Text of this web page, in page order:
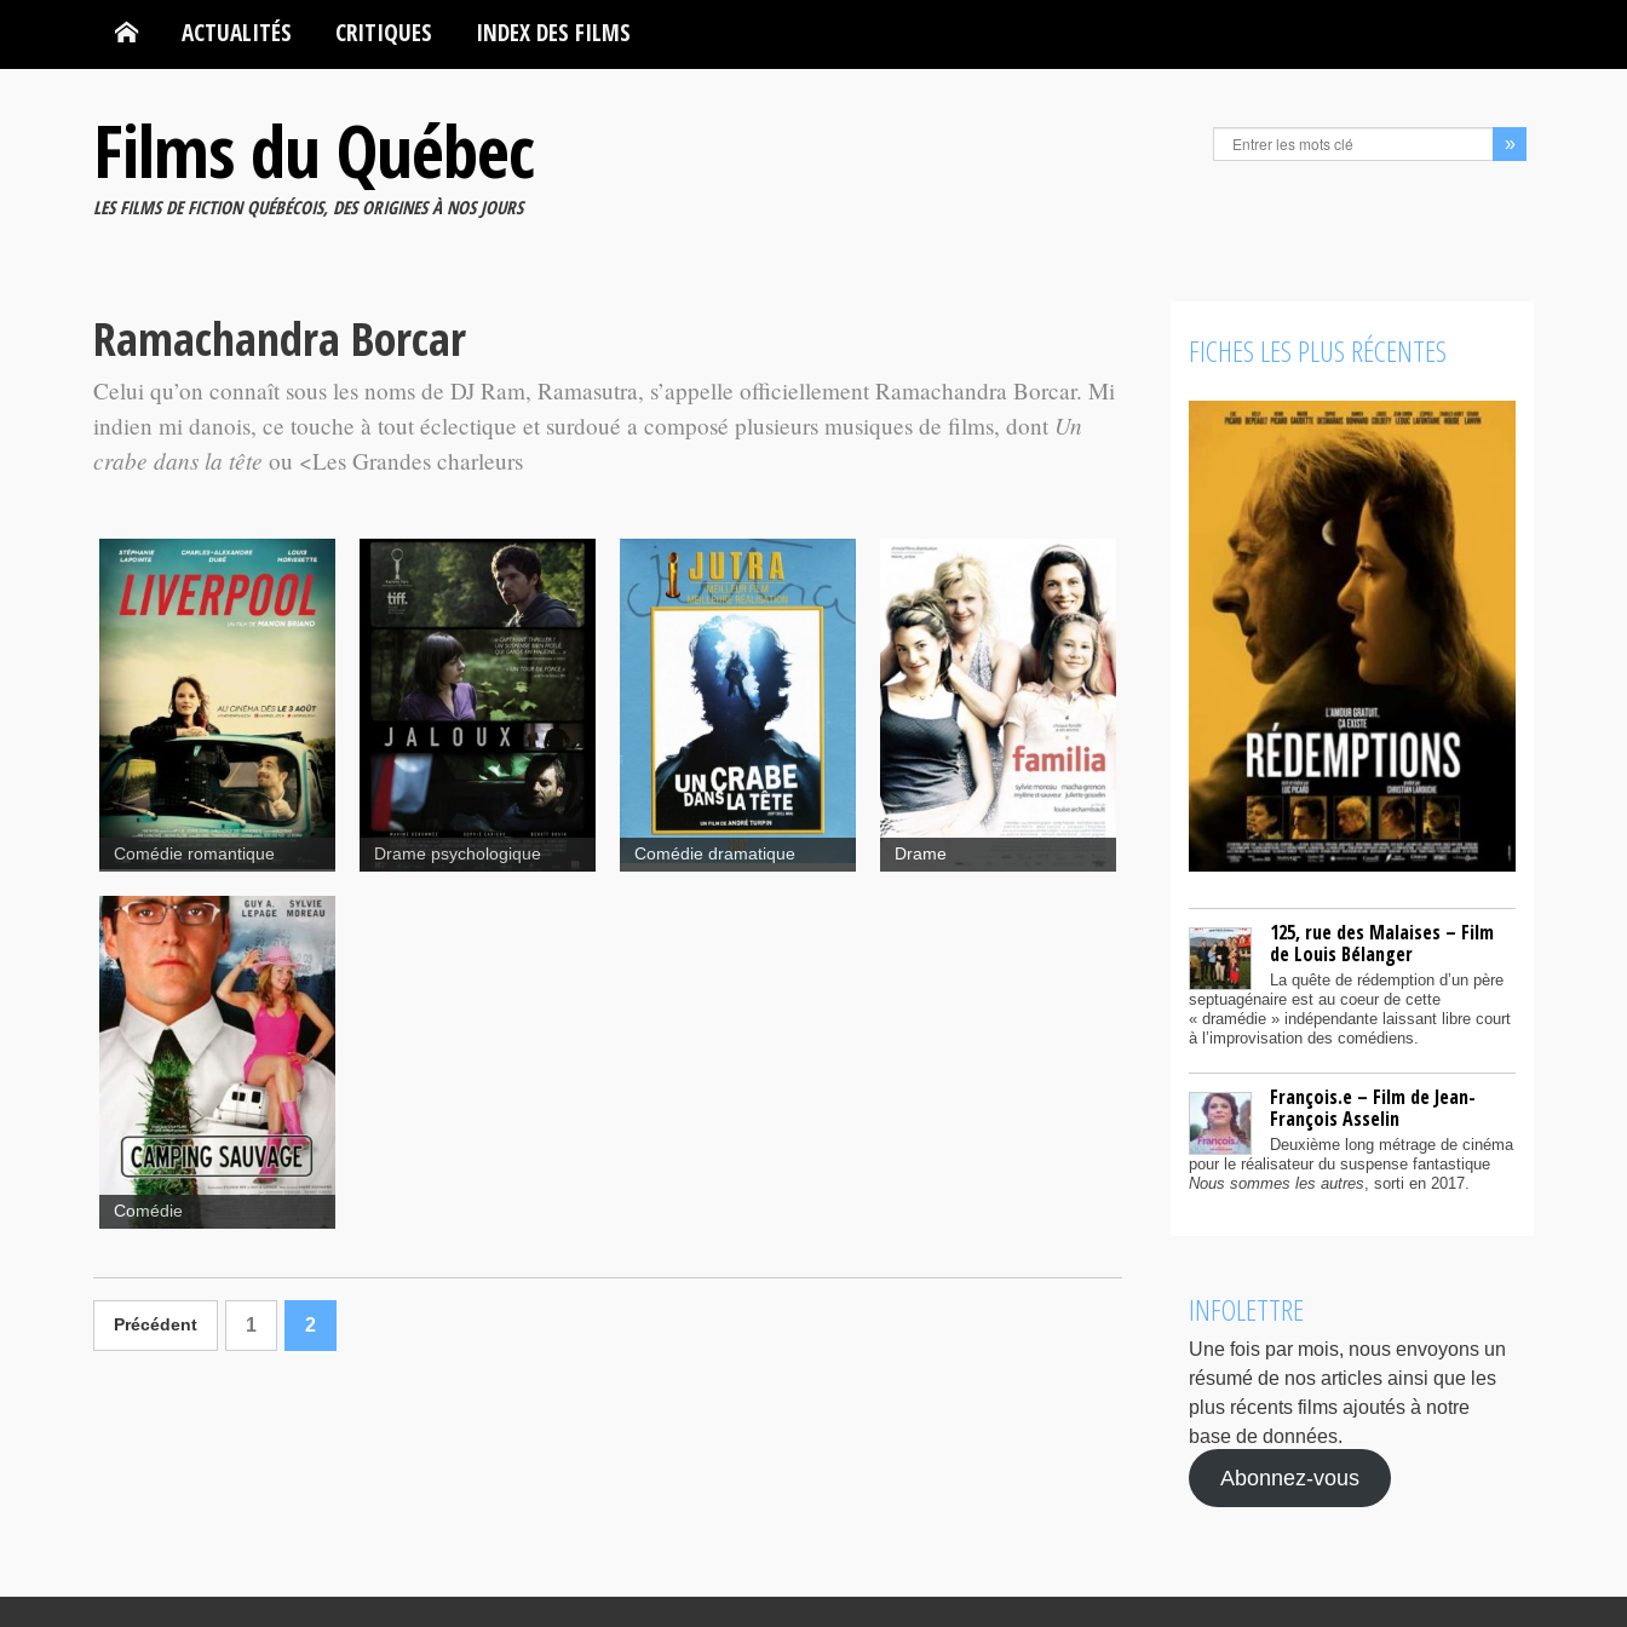
ACTUALITÉS CRITIQUES INDEX DES FILMS
Films du Québec
LES FILMS DE FICTION QUÉBÉCOIS, DES ORIGINES À NOS JOURS
Ramachandra Borcar
Celui qu’on connaît sous les noms de DJ Ram, Ramasutra, s’appelle officiellement Ramachandra Borcar. Mi
indien mi danois, ce touche à tout éclectique et surdoué a composé plusieurs musiques de films, dont Un
crabe dans la tête ou <Les Grandes charleurs
Comédie romantique Drame psychologique
Un crabe
dans la tête
Comédie dramatique
Familia
Drame
Un gars une
fille Camping sauvage
Comédie
Précédent 1 2
FICHES LES PLUS RÉCENTES
125, rue des Malaises – Film
de Louis Bélanger
La quête de rédemption d’un père
septuagénaire est au coeur de cette
« dramédie » indépendante laissant libre court
à l’improvisation des comédiens.
François.e – Film de Jean-
François Asselin
Deuxième long métrage de cinéma
pour le réalisateur du suspense fantastique
Nous sommes les autres, sorti en 2017.
INFOLETTRE
Une fois par mois, nous envoyons un
résumé de nos articles ainsi que les
plus récents films ajoutés à notre
base de données.
Abonnez-vous